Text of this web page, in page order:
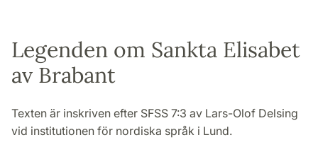
Legenden om Sankta Elisabet
av Brabant
Texten är inskriven efter SFSS 7:3 av Lars-Olof Delsing
vid institutionen för nordiska språk i Lund.